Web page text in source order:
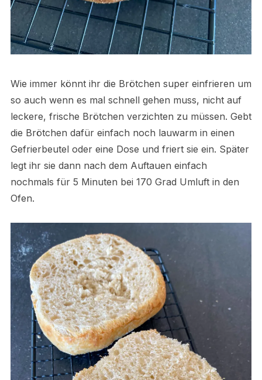
Wie immer könnt ihr die Brötchen super einfrieren um
so auch wenn es mal schnell gehen muss, nicht auf
leckere, frische Brötchen verzichten zu müssen. Gebt
die Brötchen dafür einfach noch lauwarm in einen
Gefrierbeutel oder eine Dose und friert sie ein. Später
legt ihr sie dann nach dem Auftauen einfach
nochmals für 5 Minuten bei 170 Grad Umluft in den
Ofen.